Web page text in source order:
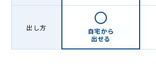
出し方
自宅から
出せる